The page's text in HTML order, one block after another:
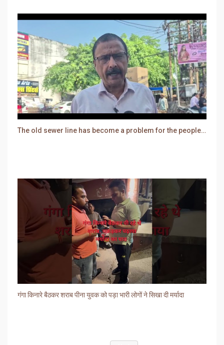
The old sewer line has become a problem for the people. Sewer water is entering people's houses.
गंगा किनारे बैठकर शराब पीना युवक को पड़ा भारी लोगों ने सिखा दी मर्यादा